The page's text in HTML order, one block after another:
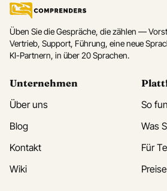
Üben Sie die Gespräche, die zählen —
Vertrieb, Support, Führung, eine neue
KI-Partnern, in über 20 Sprachen.
Unternehmen
Über uns
Blog
Kontakt
Wiki
So
Was
Für
Preise